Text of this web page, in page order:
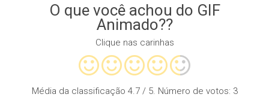
O que você achou do GIF
Animado??
Clique nas carinhas
Média da classificação 4.7/ 5. Número de votos: 3